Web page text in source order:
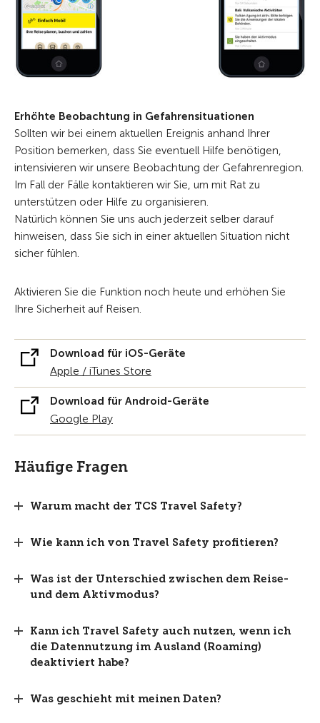
Erhöhte Beobachtung in Gefahrensituationen
Sollten wir bei einem aktuellen Ereignis anhand Ihrer
Position bemerken, dass Sie eventuell Hilfe benötigen,
intensivieren wir unsere Beobachtung der Gefahrenregion.
Im Fall der Fälle kontaktieren wir Sie, um mit Rat zu
unterstützen oder Hilfe zu organisieren.
Natürlich können Sie uns auch jederzeit selber darauf
hinweisen, dass Sie sich in einer aktuellen Situation nicht
sicher fühlen.
Aktivieren Sie die Funktion noch heute und erhöhen Sie
Ihre Sicherheit auf Reisen.
Download für iOS-Geräte
Apple / iTunes Store
Download für Android-Geräte
Google Play
Häufige Fragen
Warum macht der TCS Travel Safety?
Wie kann ich von Travel Safety profitieren?
Was ist der Unterschied zwischen dem Reise-
und dem Aktivmodus?
Kann ich Travel Safety auch nutzen, wenn ich
die Datennutzung im Ausland (Roaming)
deaktiviert habe?
Was geschieht mit meinen Daten?